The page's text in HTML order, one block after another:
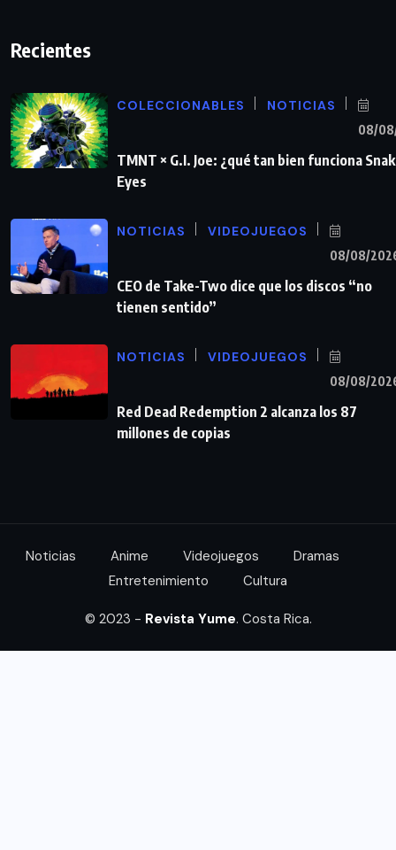
Recientes
COLECCIONABLES NOTICIAS
08/
TMNT × G.I. Joe: ¿qué tan bien funciona
Eyes
NOTICIAS VIDEOJUEGOS
08/08/
CEO de Take-Two dice que los discos “no
tienen sentido”
NOTICIAS VIDEOJUEGOS
08/08/
Red Dead Redemption 2 alcanza los 87
millones de copias
Noticias Anime Videojuegos
Dramas
Entretenimiento
Cultura
© 2023 - Revista Yume. Costa Rica.